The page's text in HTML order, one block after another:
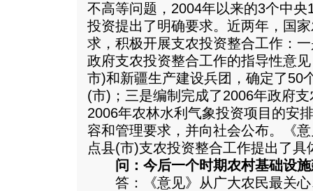
不高等问题，2004年以来的3个中
投资提出了明确要求。近两年，国
求，积极开展支农投资整合工作：
政府支农投资整合工作的指导性意
市)和新疆生产建设兵团，确定了50
(市)；三是编制完成了2006年政府
2006年农林水利气象投资项目的安
容和管理要求，并向社会公布。《
点县(市)支农投资整合工作提出了具
问：今后一个时期农村基础设
答：《意见》从广大农民最关心